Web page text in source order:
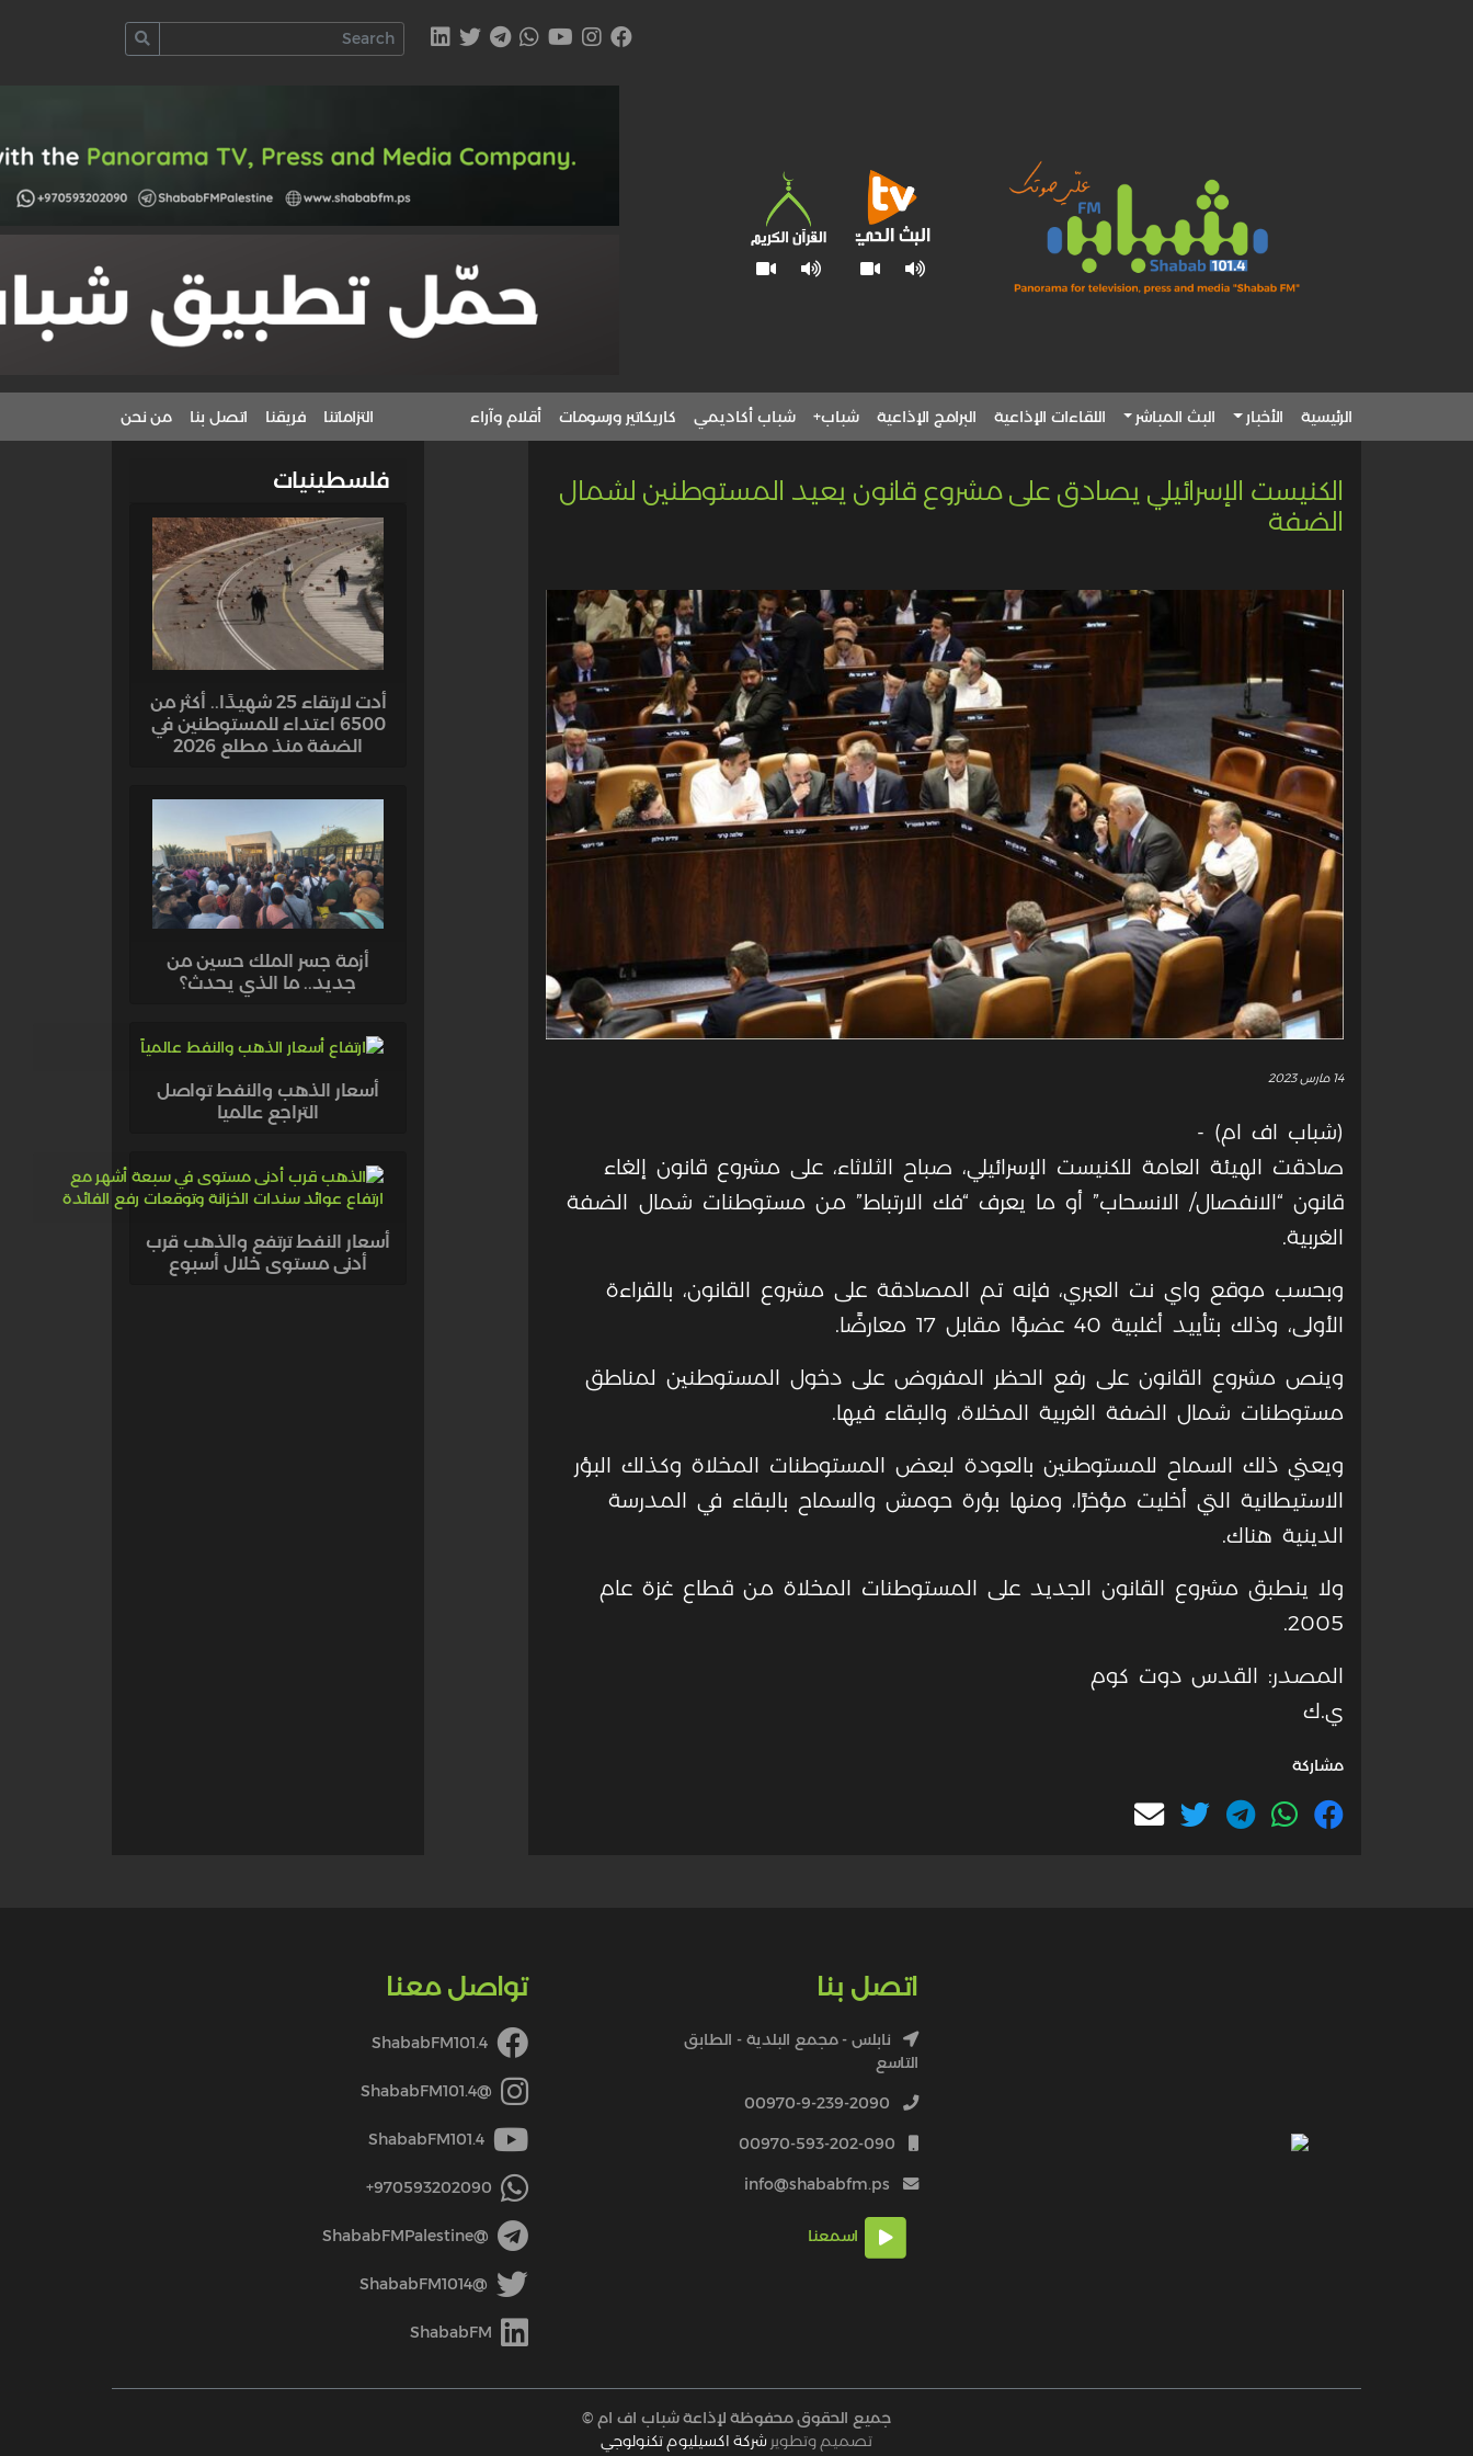
الرئيسية الأخبار البث المباشر اللقاءات الإذاعية البرامج الإذاعية شباب+ شباب أكاديمي كاريكاتير ورسومات أقلام وآراء التزاماتنا فريقنا اتصل بنا من نحن
الكنيست الإسرائيلي يصادق على مشروع قانون يعيد المستوطنين لشمال
الضفة
14 مارس 2023
(شباب اف ام) -
صادقت الهيئة العامة للكنيست الإسرائيلي، صباح الثلاثاء، على مشروع قانون إلغاء
قانون “الانفصال/ الانسحاب” أو ما يعرف “فك الارتباط” من مستوطنات شمال الضفة
الغربية.
وبحسب موقع واي نت العبري، فإنه تم المصادقة على مشروع القانون، بالقراءة
الأولى، وذلك بتأييد أغلبية 40 عضوًا مقابل 17 معارضًا.
وينص مشروع القانون على رفع الحظر المفروض على دخول المستوطنين لمناطق
مستوطنات شمال الضفة الغربية المخلاة، والبقاء فيها.
ويعني ذلك السماح للمستوطنين بالعودة لبعض المستوطنات المخلاة وكذلك البؤر
الاستيطانية التي أخليت مؤخرًا، ومنها بؤرة حومش والسماح بالبقاء في المدرسة
الدينية هناك.
ولا ينطبق مشروع القانون الجديد على المستوطنات المخلاة من قطاع غزة عام
2005.
المصدر: القدس دوت كوم
ي.ك
مشاركة
فلسطينيات
أدت لارتقاء 25 شهيدًا.. أكثر من
6500 اعتداء للمستوطنين في
الضفة منذ مطلع 2026
أزمة جسر الملك حسين من
جديد.. ما الذي يحدث؟
أسعار الذهب والنفط تواصل
التراجع عالميا
أسعار النفط ترتفع والذهب قرب
أدنى مستوى خلال أسبوع
اتصل بنا
نابلس - مجمع البلدية - الطابق
التاسع
00970-9-239-2090
00970-593-202-090
info@shababfm.ps
اسمعنا
تواصل معنا
ShababFM101.4
@ShababFM101.4
ShababFM101.4
970593202090+
@ShababFMPalestine
@ShababFM1014
ShababFM
جميع الحقوق محفوظة لإذاعة شباب اف ام ©
تصميم وتطوير شركة اكسيليوم تكنولوجي